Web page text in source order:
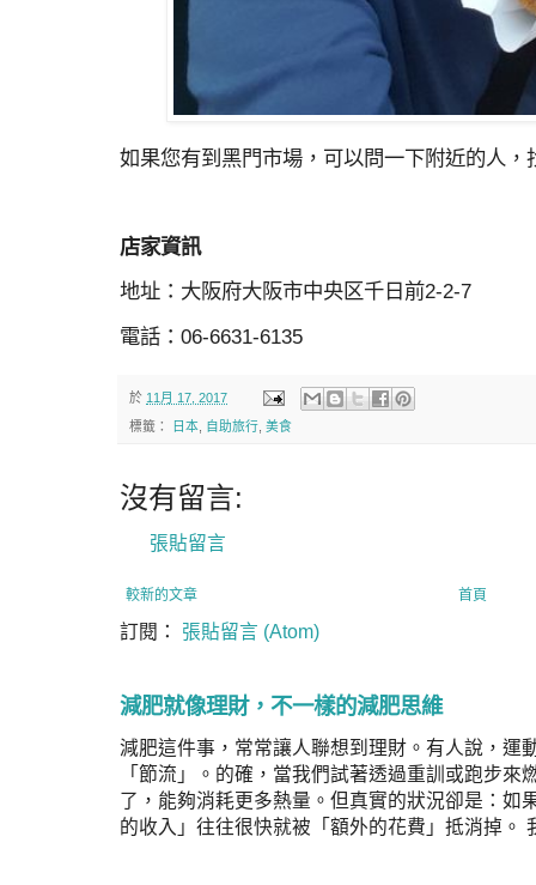
如果您有到黑門市場，可以問一下附近的人
店家資訊
地址：大阪府大阪市中央区千日前2-2-7
電話：06-6631-6135
於 11月 17, 2017
標籤： 日本 自助旅行 美食
沒有留言:
張貼留言
較新的文章 首頁
訂閱： 張貼留言 (Atom)
減肥就像理財，不一樣的減肥思維
減肥這件事，常常讓人聯想到理財。有人說，運
「節流」。的確，當我們試著透過重訓或跑步來
了，能夠消耗更多熱量。但真實的狀況卻是：如
的收入」往往很快就被「額外的花費」抵消掉。